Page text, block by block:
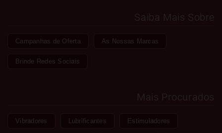
Saiba Mais Sobre
Campanhas de Oferta As Nossas Marcas
Brinde Redes Sociais
Mais Procurados
Vibradores Lubrificantes Estimuladores